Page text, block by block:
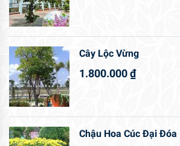
Cây Lộc Vừng
1.800.000₫
Chậu Hoa Cúc Đại Đóa